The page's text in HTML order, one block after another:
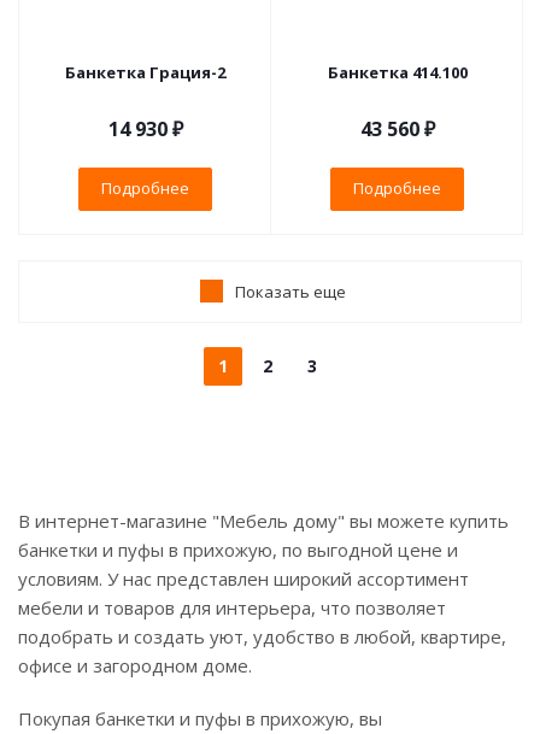
Банкетка Грация-2
14 930 ₽
Подробнее
Банкетка 414.100
43 560 ₽
Подробнее
Показать еще
1 2 3
В интернет-магазине "Мебель дому" вы можете купить
банкетки и пуфы в прихожую, по выгодной цене и
условиям. У нас представлен широкий ассортимент
мебели и товаров для интерьера, что позволяет
подобрать и создать уют, удобство в любой, квартире,
офисе и загородном доме.
Покупая банкетки и пуфы в прихожую, вы